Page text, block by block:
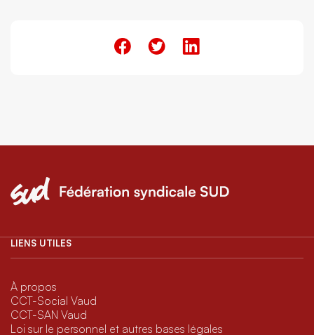
LIENS UTILES
À propos
CCT-Social Vaud
CCT-SAN Vaud
Loi sur le personnel et autres bases légales